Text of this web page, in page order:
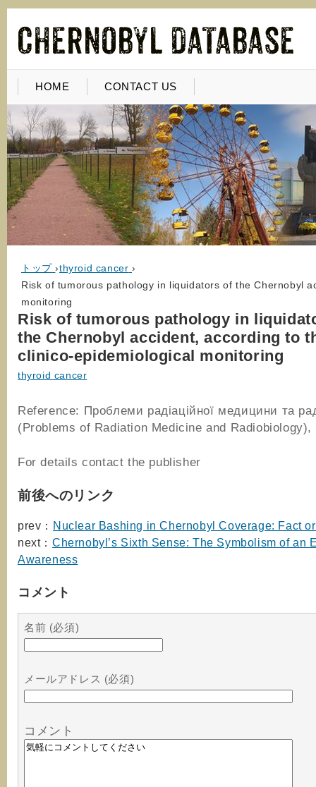
HOME CONTACT US
トップ ›thyroid cancer ›
Risk of tumorous pathology in liquidators of the Chernobyl
monitoring
Risk of tumorous pathology in
the Chernobyl accident, according to
clinico-epidemiological monitoring
thyroid cancer
Reference: Проблеми радіаційної медицини та
(Problems of Radiation Medicine and Radiobiology),
For details contact the publisher
前後へのリンク
prev： Nuclear Bashing in Chernobyl Coverage: Fact
next： Chernobyl’s Sixth Sense: The Symbolism of an
Awareness
コメント
名前 (必須)
メールアドレス (必須)
コメント